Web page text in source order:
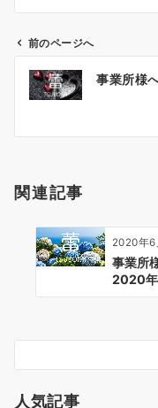
ビ
シ
前のページへ
事業所様
関連記事
2020年6
事業所
2020
人気記事